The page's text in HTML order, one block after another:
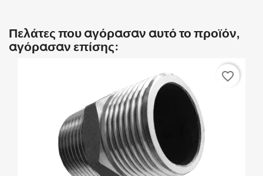
Πελάτες που αγόρασαν αυτό το προϊόν,
αγόρασαν επίσης:
favorite_border